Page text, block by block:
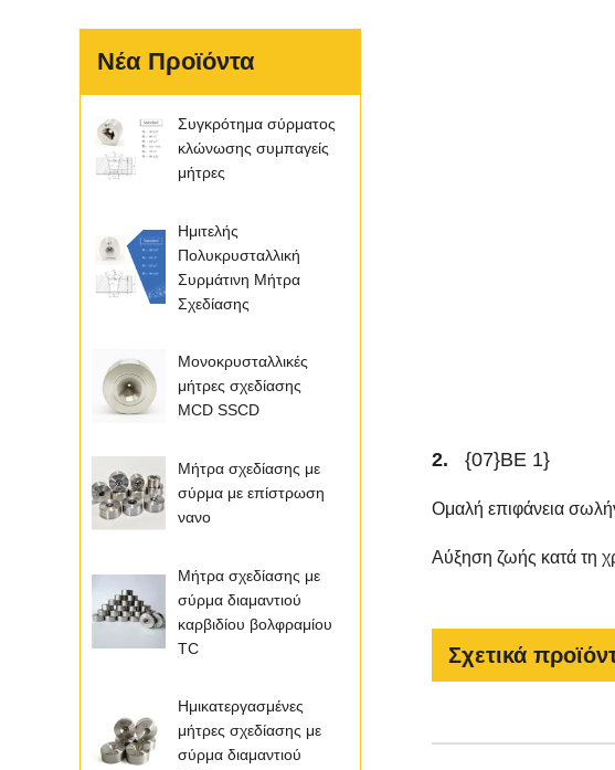
Νέα Προϊόντα
Συγκρότημα σύρματος
κλώνωσης συμπαγείς
μήτρες
Ημιτελής
Πολυκρυσταλλική
Συρμάτινη Μήτρα
Σχεδίασης
Μονοκρυσταλλικές
μήτρες σχεδίασης
MCD SSCD
Μήτρα σχεδίασης με
σύρμα με επίστρωση
νανο
Μήτρα σχεδίασης με
σύρμα διαμαντιού
καρβιδίου βολφραμίου
TC
Ημικατεργασμένες
μήτρες σχεδίασης με
σύρμα διαμαντιού
2. {07}BE 1}
Ομαλή επιφάνεια
Αύξηση ζωής κατά τη
Σχετικά